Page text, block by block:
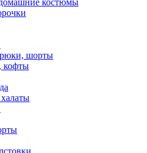
костюмы
шорты
кофты